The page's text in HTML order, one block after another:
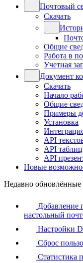
Почтовый
Скачать
Общие
Работа в
Учетная
Документ
Скачать
Начало
Общие
Примеры
Установка
API
API таблиц
API
Новые
Недавно обновлённые
Добавление
настольный
Настройки
Сброс
Статистика